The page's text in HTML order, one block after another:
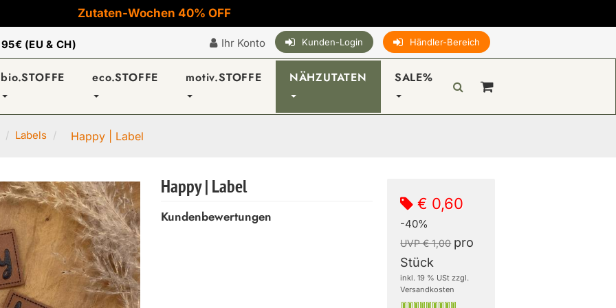
Zutaten-Wochen 40% OFF
95€ (EU & CH) Ihr Konto Kunden-Login Händler-Bereich
bio.STOFFE eco.STOFFE motiv.STOFFE NÄHZUTATEN SALE%
Labels Happy | Label
Happy | Label
Kundenbewertungen
€ 0,60
-40%
UVP € 1,00 pro
Stück
inkl. 19 % USt zzgl.
Versandkosten